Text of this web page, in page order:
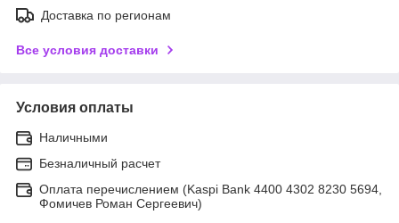
Доставка по регионам
Все условия доставки
Условия оплаты
Наличными
Безналичный расчет
Оплата перечислением (Kaspi Bank 4400 4302 8230 5694,
Фомичев Роман Сергеевич)